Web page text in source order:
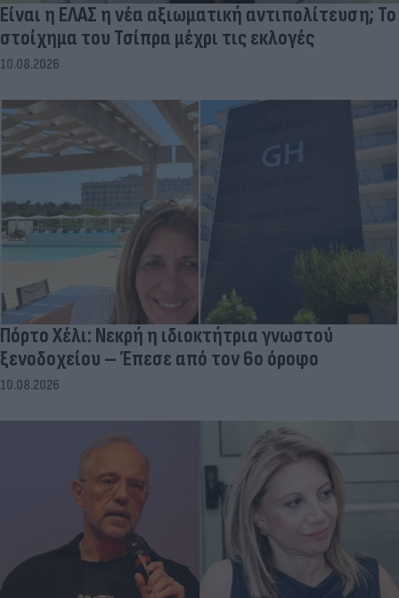
Είναι η ΕΛΑΣ η νέα αξιωματική αντιπολίτευση; Το
στοίχημα του Τσίπρα μέχρι τις εκλογές
10.08.2026
Πόρτο Χέλι: Νεκρή η ιδιοκτήτρια γνωστού
ξενοδοχείου – Έπεσε από τον 6ο όροφο
10.08.2026